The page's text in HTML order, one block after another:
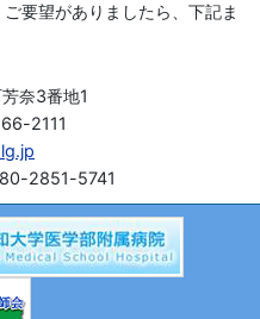
要望がありましたら、下記ま
奈3番地1
2111
2851-5741